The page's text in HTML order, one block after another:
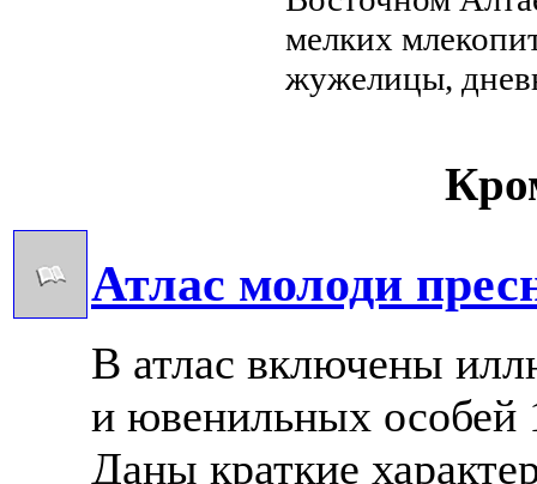
мелких
жужелицы,
Атлас молоди
В атлас включены
и ювенильных особей
Даны краткие